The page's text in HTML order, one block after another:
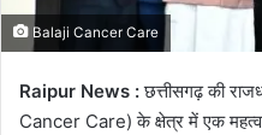
Balaji Cancer Care
Raipur News :छत्तीसगढ़ की
Cancer Care) के क्षेत्र में एक